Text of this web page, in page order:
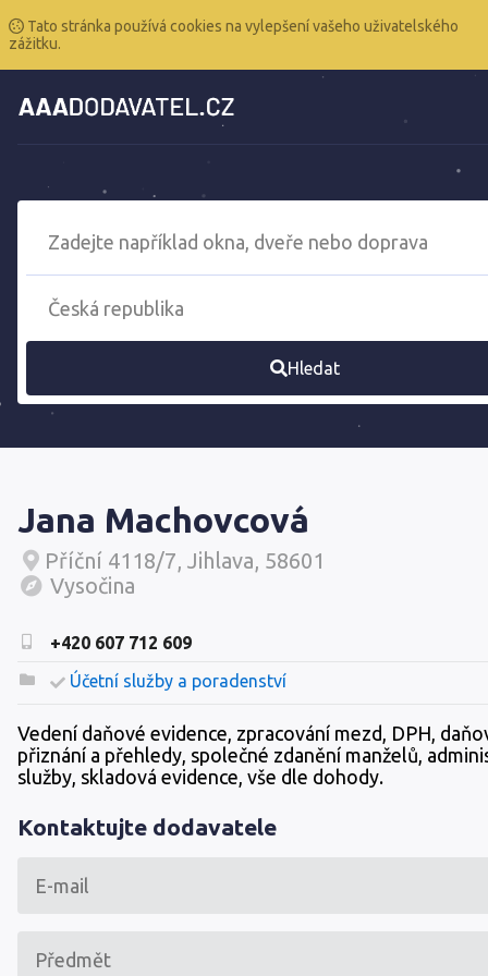
Tato stránka používá cookies na vylepšení vašeho uživatelského
zážitku.
Hledat
Jana Machovcová
Příční 4118/7, Jihlava, 58601
Vysočina
+420 607 712 609
Účetní služby a poradenství
Vedení daňové evidence, zpracování mezd, DPH,
přiznání a přehledy, společné zdanění manželů,
služby, skladová evidence, vše dle dohody.
Kontaktujte dodavatele